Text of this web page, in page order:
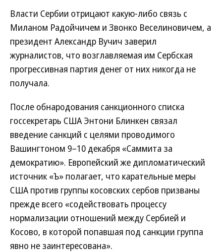
Власти Сербии отрицают какую-либо связь с
Миланом Радойчичем и Звонко Веселиновичем, а
президент Александр Вучич заверил
журналистов, что возглавляемая им Сербская
прогрессивная партия денег от них никогда не
получала.
После обнародования санкционного списка
госсекретарь США Энтони Блинкен связал
введение санкций с целями проводимого
Вашингтоном 9–10 декабря «Саммита за
демократию». Европейский же дипломатический
источник «Ъ» полагает, что карательные меры
США против группы косовских сербов призваны
прежде всего «содействовать процессу
нормализации отношений между Сербией и
Косово, в которой попавшая под санкции группа
явно не заинтересована».